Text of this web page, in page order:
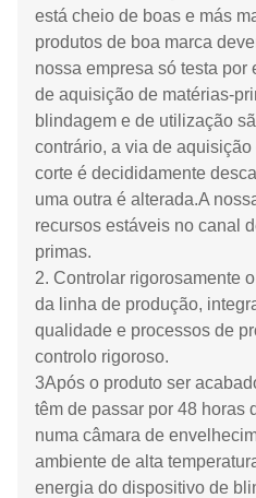
está cheio de boas e más
produtos de boa marca
nossa empresa só testa
de aquisição de matérias-
blindagem e de utilização
contrário, a via de
corte é decididamente
uma outra é alterada.A
recursos estáveis no canal
primas.
2. Controlar rigorosamente
da linha de produção,
qualidade e processos de
controlo rigoroso.
3Após o produto ser
têm de passar por 48 horas
numa câmara de
ambiente de alta
energia do dispositivo de